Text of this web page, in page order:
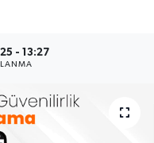
- 13:27